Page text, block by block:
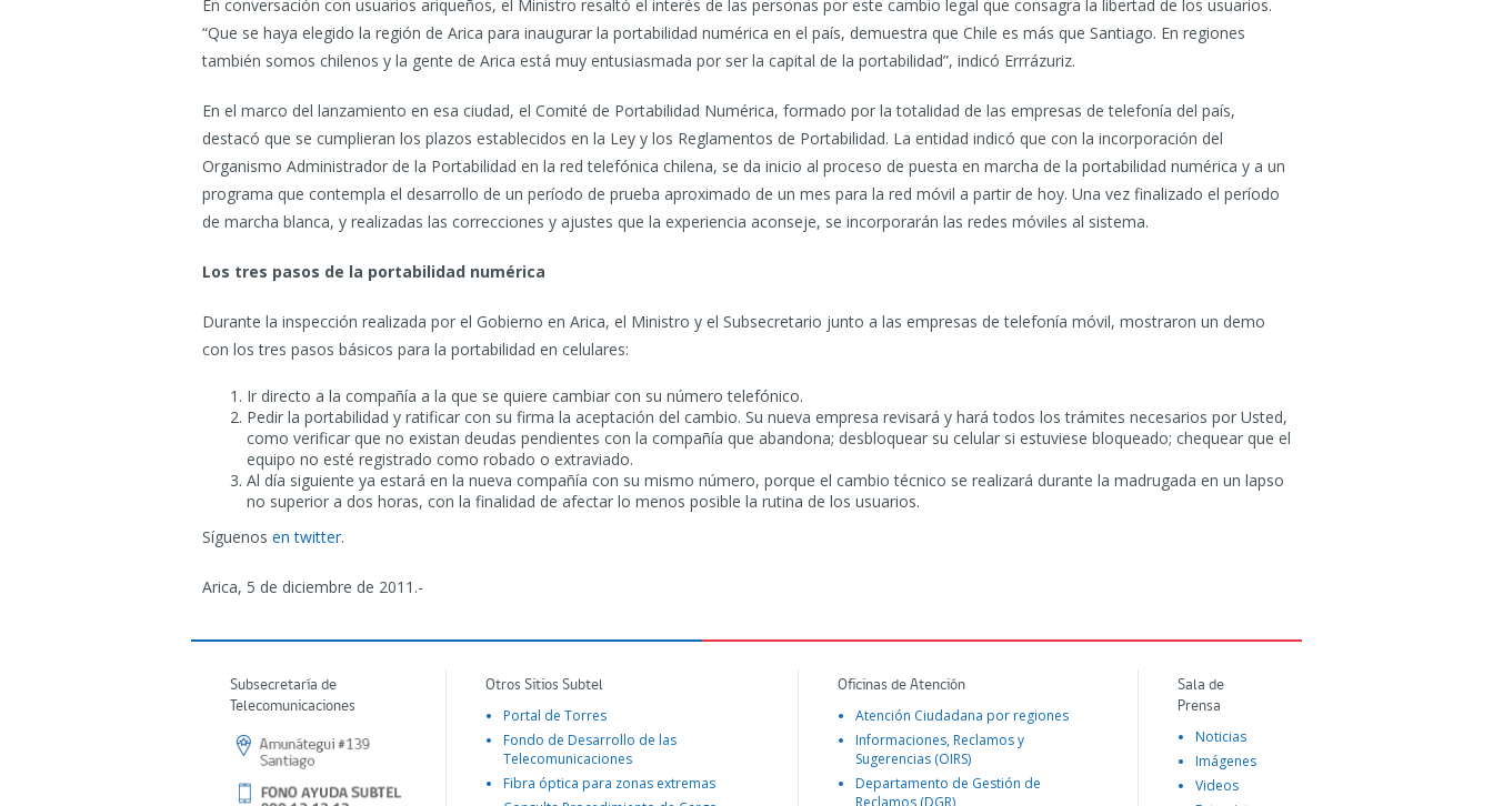
En conversación con usuarios ariqueños, el Ministro resaltó el interés de las personas por este cambio legal que consagra la libertad de los usuarios.
“Que se haya elegido la región de Arica para inaugurar la portabilidad numérica en el país, demuestra que Chile es más que Santiago. En regiones
también somos chilenos y la gente de Arica está muy entusiasmada por ser la capital de la portabilidad”, indicó Errrázuriz.
En el marco del lanzamiento en esa ciudad, el Comité de Portabilidad Numérica, formado por la totalidad de las empresas de telefonía del país,
destacó que se cumplieran los plazos establecidos en la Ley y los Reglamentos de Portabilidad. La entidad indicó que con la incorporación del
Organismo Administrador de la Portabilidad en la red telefónica chilena, se da inicio al proceso de puesta en marcha de la portabilidad numérica y a un
programa que contempla el desarrollo de un período de prueba aproximado de un mes para la red móvil a partir de hoy. Una vez finalizado el período
de marcha blanca, y realizadas las correcciones y ajustes que la experiencia aconseje, se incorporarán las redes móviles al sistema.
Los tres pasos de la portabilidad numérica
Durante la inspección realizada por el Gobierno en Arica, el Ministro y el Subsecretario junto a las empresas de telefonía móvil, mostraron un demo
con los tres pasos básicos para la portabilidad en celulares:
Ir directo a la compañía a la que se quiere cambiar con su número telefónico.
Pedir la portabilidad y ratificar con su firma la aceptación del cambio. Su nueva empresa revisará y hará todos los trámites necesarios por Usted,
como verificar que no existan deudas pendientes con la compañía que abandona; desbloquear su celular si estuviese bloqueado; chequear que el
equipo no esté registrado como robado o extraviado.
Al día siguiente ya estará en la nueva compañía con su mismo número, porque el cambio técnico se realizará durante la madrugada en un lapso
no superior a dos horas, con la finalidad de afectar lo menos posible la rutina de los usuarios.
Síguenos en twitter.
Arica, 5 de diciembre de 2011.-
Subsecretaría de
Telecomunicaciones
Otros Sitios Subtel
Portal de Torres
Fondo de Desarrollo de las
Telecomunicaciones
Fibra óptica para zonas extremas
Oficinas de Atención
Atención Ciudadana por regiones
Informaciones, Reclamos y
Sugerencias (OIRS)
Departamento de Gestión de
Sala de
Prensa
Noticias
Imágenes
Videos